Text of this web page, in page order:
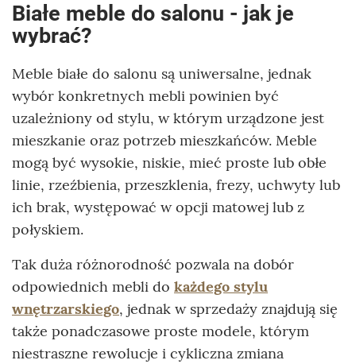
Białe meble do salonu - jak je
wybrać?
Meble białe do salonu są uniwersalne, jednak
wybór konkretnych mebli powinien być
uzależniony od stylu, w którym urządzone jest
mieszkanie oraz potrzeb mieszkańców. Meble
mogą być wysokie, niskie, mieć proste lub obłe
linie, rzeźbienia, przeszklenia, frezy, uchwyty lub
ich brak, występować w opcji matowej lub z
połyskiem.
Tak duża różnorodność pozwala na dobór
odpowiednich mebli do każdego stylu
wnętrzarskiego, jednak w sprzedaży znajdują się
także ponadczasowe proste modele, którym
niestraszne rewolucje i cykliczna zmiana